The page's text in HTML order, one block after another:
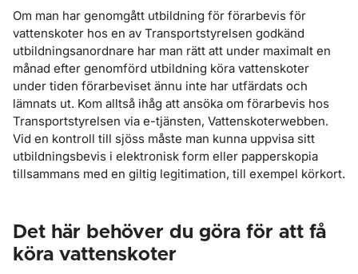
Om man har genomgått utbildning för förarbevis för
vattenskoter hos en av Transportstyrelsen godkänd
utbildningsanordnare har man rätt att under maximalt en
månad efter genomförd utbildning köra vattenskoter
under tiden förarbeviset ännu inte har utfärdats och
lämnats ut. Kom alltså ihåg att ansöka om förarbevis hos
Transportstyrelsen via e-tjänsten, Vattenskoterwebben.
Vid en kontroll till sjöss måste man kunna uppvisa sitt
utbildningsbevis i elektronisk form eller papperskopia
tillsammans med en giltig legitimation, till exempel körkort.
Det här behöver du göra för att få
köra vattenskoter